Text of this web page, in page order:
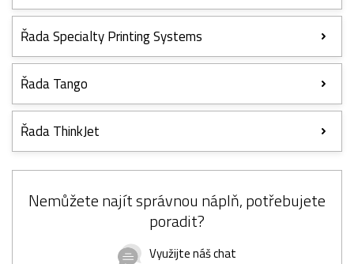
Řada Specialty Printing Systems
Řada Tango
Řada ThinkJet
Nemůžete najít správnou náplň, potřebujete
poradit?
Využijte náš chat